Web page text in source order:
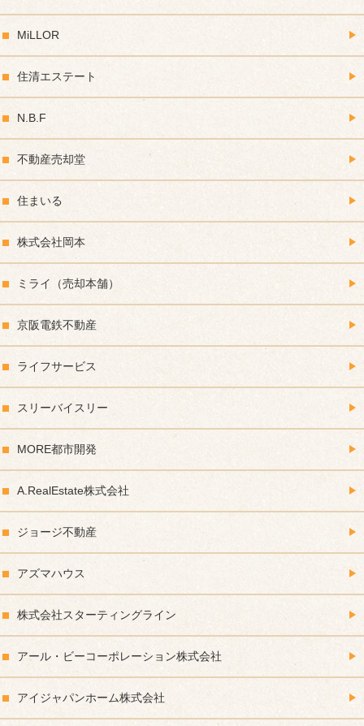
MiLLOR
住清エステート
N.B.F
不動産売却堂
住まいる
株式会社岡本
ミライ（売却本舗）
京阪電鉄不動産
ライフサービス
スリーバイスリー
MORE都市開発
A.RealEstate株式会社
ジョージ不動産
アズマハウス
株式会社スターティングライン
アール・ビーコーポレーション株式会社
アイジャパンホーム株式会社